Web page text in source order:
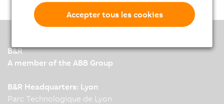
B&R
A member of the ABB Group
B&R Headquarters: Lyon
Parc Technologique de Lyon
Accepter tous les cookies